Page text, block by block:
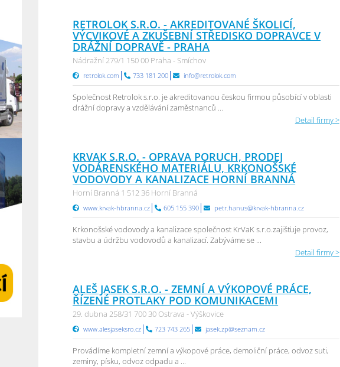
RETROLOK S.R.O. - AKREDITOVANÉ ŠKOLICÍ,
VÝCVIKOVÉ A ZKUŠEBNÍ STŘEDISKO DOPRAVCE V
DRÁŽNÍ DOPRAVĚ - PRAHA
Nádražní 279/1 150 00 Praha - Smíchov
retrolok.com 733 181 200 info@retrolok.com
Společnost Retrolok s.r.o. je akreditovanou českou firmou působící v oblasti
drážní dopravy a vzdělávání zaměstnanců ...
Detail firmy >
KRVAK S.R.O. - OPRAVA PORUCH, PRODEJ
VODÁRENSKÉHO MATERIÁLU, KRKONOŠSKÉ
VODOVODY A KANALIZACE HORNÍ BRANNÁ
Horní Branná 1 512 36 Horní Branná
www.krvak-hbranna.cz 605 155 390 petr.hanus@krvak-hbranna.cz
Krkonošské vodovody a kanalizace společnost KrVaK s.r.o.zajišťuje provoz,
stavbu a údržbu vodovodů a kanalizací. Zabýváme se ...
Detail firmy >
ALEŠ JASEK S.R.O. - ZEMNÍ A VÝKOPOVÉ PRÁCE,
ŘÍZENÉ PROTLAKY POD KOMUNIKACEMI
29. dubna 258/31 700 30 Ostrava - Výškovice
www.alesjaseksro.cz 723 743 265 jasek.zp@seznam.cz
Provádíme kompletní zemní a výkopové práce, demoliční práce, odvoz suti,
zeminy, písku, odvoz odpadu a ...